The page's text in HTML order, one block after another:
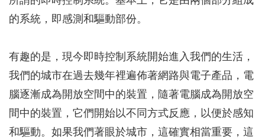
的系統，即感測和驅動部份。
有趣的是，現今即時控制系統開始進入我們的生活，
我們的城市在過去幾年裡遍佈著網路與電子產品，電
腦逐漸成為開放空間中的裝置，隨著電腦成為開放空
間中的裝置，它們開始以不同方式反應，以便於感知
和驅動。如果我們著眼於城市，這確實相當重要，這